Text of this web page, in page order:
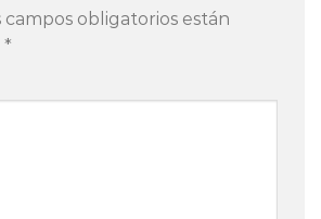
campos obligatorios están
*